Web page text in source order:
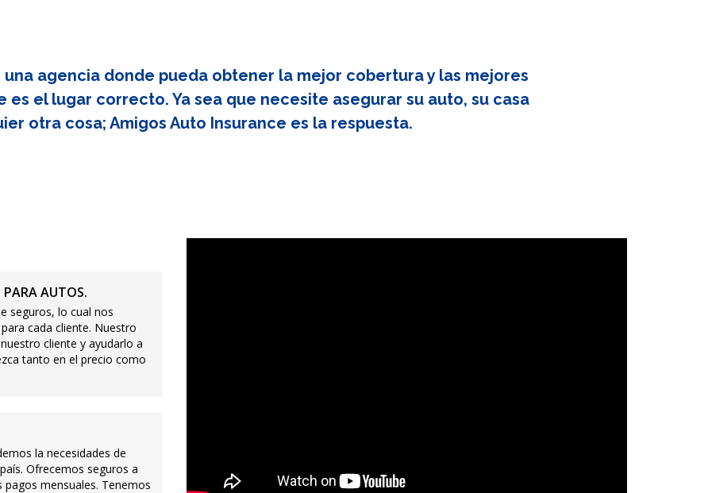
agencia donde pueda obtener la mejor cobertura y las mejores
es el lugar correcto. Ya sea que necesite asegurar su auto, su casa
otra cosa; Amigos Auto Insurance es la respuesta.
PARA AUTOS.
seguros, lo cual nos
cada cliente. Nuestro
cliente y ayudarlo a
tanto en el precio como
la necesidades de
Ofrecemos seguros a
mensuales. Tenemos